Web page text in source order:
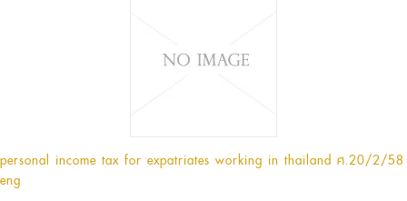
personal income tax for expatriates working in thailand ศ.20/2/58
eng